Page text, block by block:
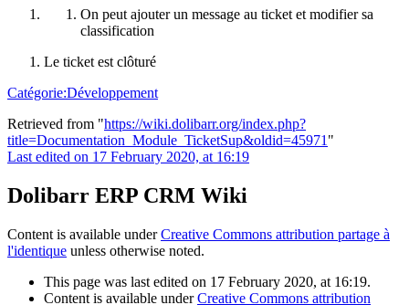
On peut ajouter un message au ticket et modifier sa
classification
Le ticket est clôturé
Catégorie:Développement
Retrieved from "https://wiki.dolibarr.org/index.php?
title=Documentation_Module_TicketSup&oldid=45971 "
Last edited on 17 February 2020, at 16:19
Dolibarr ERP CRM Wiki
Content is available underCreative Commons attribution partage à
l'identique unless otherwise noted.
This page was last edited on 17 February 2020, at 16:19.
Content is available underCreative Commons attribution